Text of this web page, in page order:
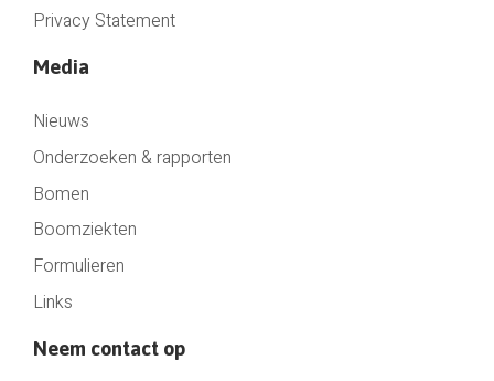
Privacy Statement
Media
Nieuws
Onderzoeken & rapporten
Bomen
Boomziekten
Formulieren
Links
Neem contact op